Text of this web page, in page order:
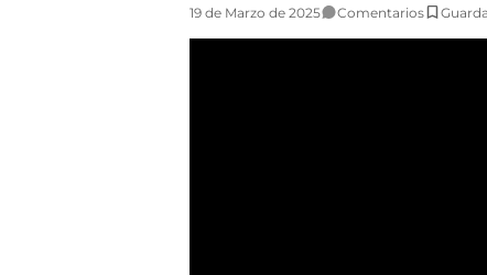
19 de Marzo de 2025 Comentarios